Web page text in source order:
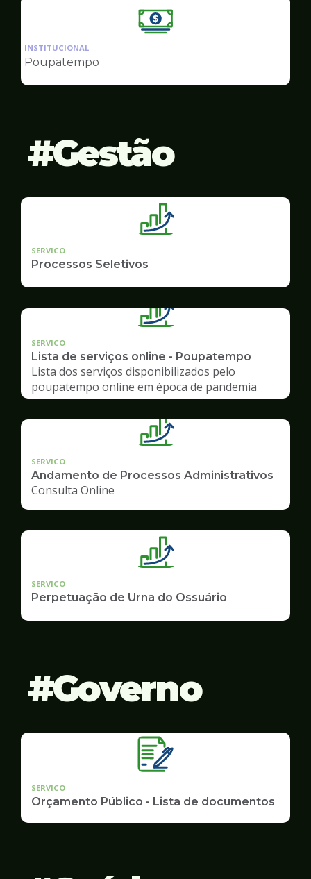
Ilustração
Finanças
INSTITUCIONAL
Poupatempo
Gestão
SERVICO
Processos Seletivos
SERVICO
Lista de serviços online - Poupatempo
Lista dos serviços disponibilizados pelo
poupatempo online em época de pandemia
SERVICO
Andamento de Processos Administrativos
Consulta Online
SERVICO
Perpetuação de Urna do Ossuário
Governo
SERVICO
Orçamento Público - Lista de documentos